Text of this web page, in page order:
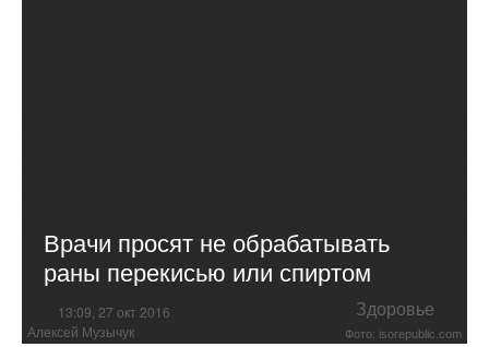
Врачи просят не обрабатывать
раны перекисью или спиртом
13:09, 27 окт 2016 Здоровье
Алексей Музычук Фото: isorepublic.com